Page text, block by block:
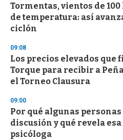
e
c
o
n
Tormentas, vientos de
de temperatura: así
ciclón
09:08
Los precios elevados que
Torque para recibir a
el Torneo Clausura
09:00
Por qué algunas
discusión y qué revela
psicóloga